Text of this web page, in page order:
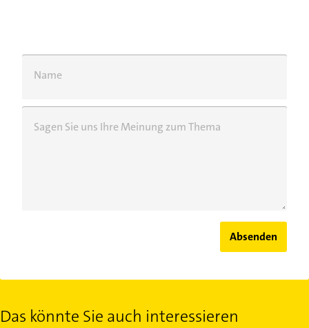
Name
Sagen Sie uns Ihre Meinung zum Thema
Absenden
Das könnte Sie auch interessieren